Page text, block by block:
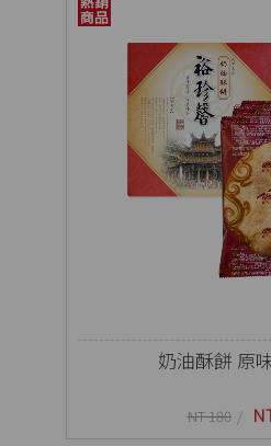
奶油酥餅 原
NT 180